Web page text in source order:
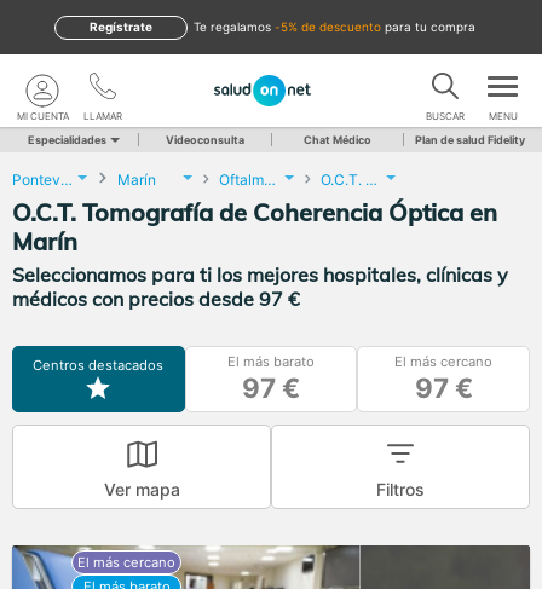
te regalamos -5% de descuento para tu compra
Regístrate
LLAMAR
MI CUENTA BUSCAR MENU
Especialidades Videoconsulta Chat Médico Plan de salud Fidelity
Pontevedra Marín Oftalmología O.C.T. Tomografía de Coherencia Óptica
O.C.T. Tomografía de Coherencia Óptica en
Marín
Seleccionamos para ti los mejores hospitales, clínicas y
médicos con precios desde 97 €
Centros destacados El más barato
97 €
El más cercano
97 €
Ver mapa Filtros